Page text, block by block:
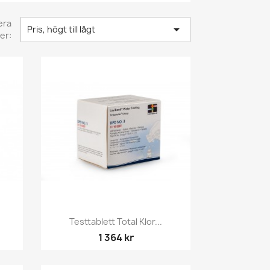
Pris, högt till lågt 
Snabbvy
Testtablett Total Klor...
1 364 kr